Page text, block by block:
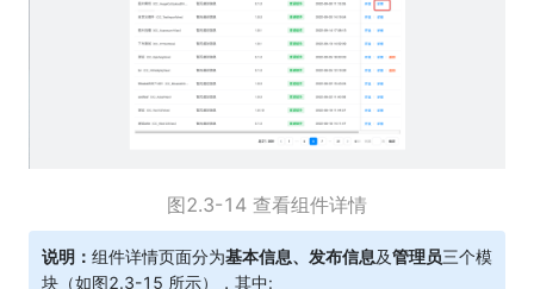
图2.3-14 查看组件详情
说明： 组件详情页面分为基本信息、发布信息及管理员三个模
块（如图2.3-15 所示），其中: